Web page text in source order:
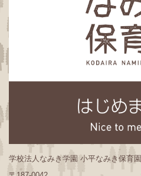
学校法人なみき学園 小平なみき保育園